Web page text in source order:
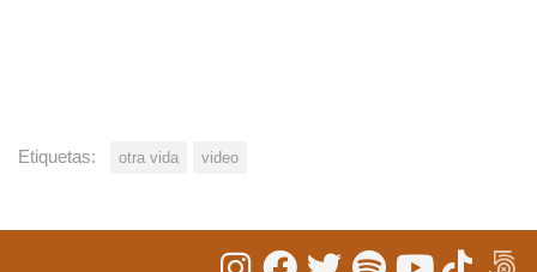
Etiquetas: otra vida video